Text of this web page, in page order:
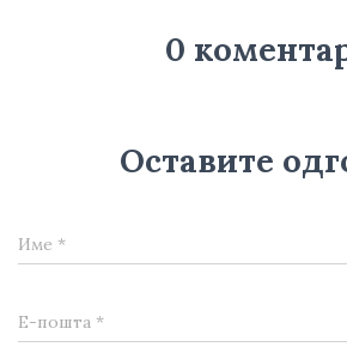
0
Оставите
Име *
Е-пошта *